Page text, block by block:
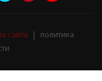
сайта
политика